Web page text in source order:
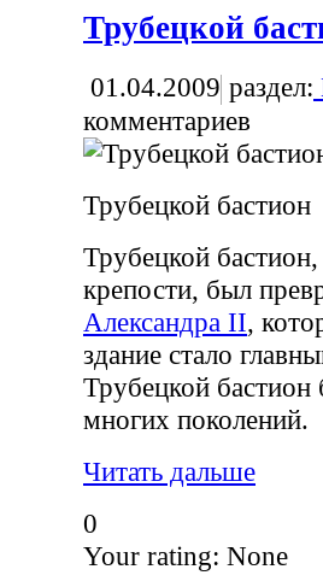
Трубецкой
01.04.2009 раздел:
комментариев
Трубецкой бастион
Трубецкой
крепости, был
Александра II,
здание стало
Трубецкой
многих поколений.
Читать дальше
0
Your rating: None